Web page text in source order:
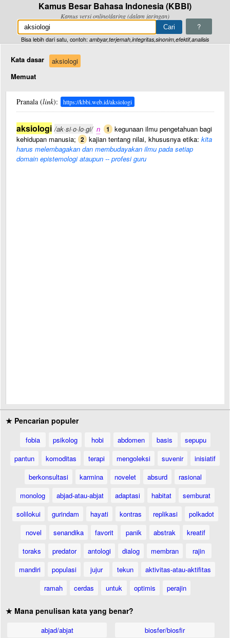
Kamus Besar Bahasa Indonesia (KBBI)
Kamus versi online/daring (dalam jaringan)
?
Bisa lebih dari satu, contoh: ambyar,terjemah,integritas,sinonim,efektif,analisis
Kata dasar
aksiologi
Memuat
Pranala (link): https://kbbi.web.id/aksiologi
aksiologi /ak·si·o·lo·gi/ n 1 kegunaan ilmu pengetahuan bagi
kehidupan manusia; 2 kajian tentang nilai, khususnya etika: kita
harus melembagakan dan membudayakan ilmu pada setiap
domain epistemologi ataupun -- profesi guru
★ Pencarian populer
fobia psikolog hobi abdomen basis
sepupu
pantun
komoditas terapi mengoleksi suvenir
inisiatif
berkonsultasi
karmina novelet absurd
rasional
monolog
abjad-atau-abjat adaptasi habitat
semburat
solilokui
gurindam hayati kontras replikasi
polkadot
novel
senandika favorit panik abstrak
kreatif
toraks
predator antologi dialog membran
rajin
mandiri
populasi jujur tekun
aktivitas-atau-aktifitas
ramah
cerdas untuk optimis perajin
★ Mana penulisan kata yang benar?
abjad/abjat
biosfer/biosfir